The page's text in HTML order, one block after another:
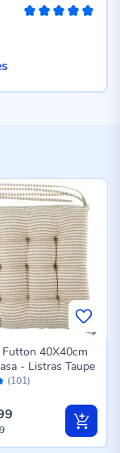
(101)
40X40cm
- Listras Taupe